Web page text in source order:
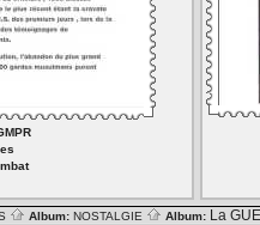
Album: NOSTALGIE Album: La